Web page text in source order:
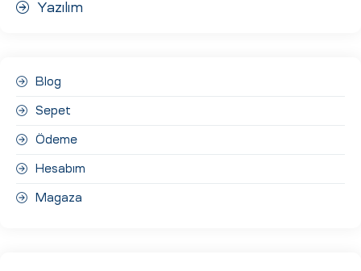
Yazılım
Blog
Sepet
Ödeme
Hesabım
Magaza